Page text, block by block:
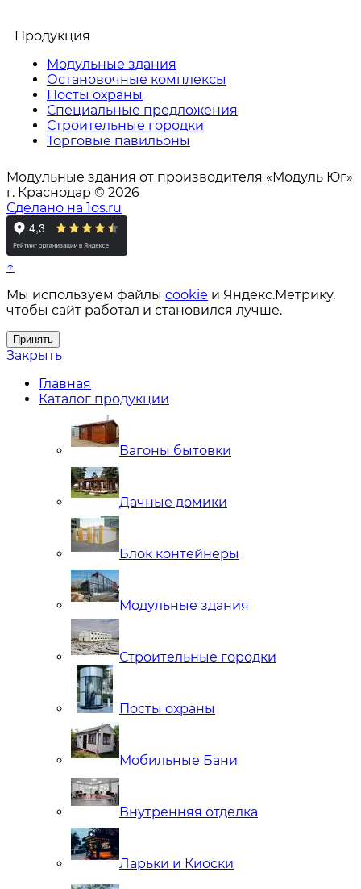
Продукция
Модульные здания
Остановочные комплексы
Посты охраны
Специальные предложения
Строительные городки
Торговые павильоны
Модульные здания от производителя «Модуль Юг»
г. Краснодар © 2026
Сделано на 1os.ru
↑
Мы используем файлы cookie и Яндекс.Метрику,
чтобы сайт работал и становился лучше.
Принять
Закрыть
Главная
Каталог продукции
Вагоны бытовки
Дачные домики
Блок контейнеры
Модульные здания
Строительные городки
Посты охраны
Мобильные Бани
Внутренняя отделка
Ларьки и Киоски